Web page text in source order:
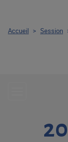
20
Accueil > Session